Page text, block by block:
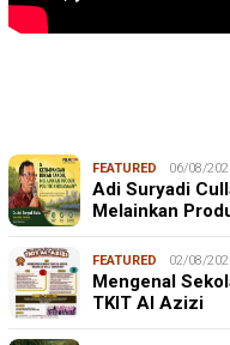
FEATURED 06/08/
Adi Suryadi
Melainkan
FEATURED 02/08/
Mengenal
TKIT Al Azizi